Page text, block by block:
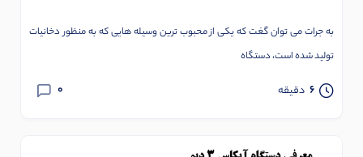
به جرات می توان گغت که یکی از محبوب ترین وسیله هایی که به منظور دخانیات
تولید شده است، دستگاه
6 دقیقه 0